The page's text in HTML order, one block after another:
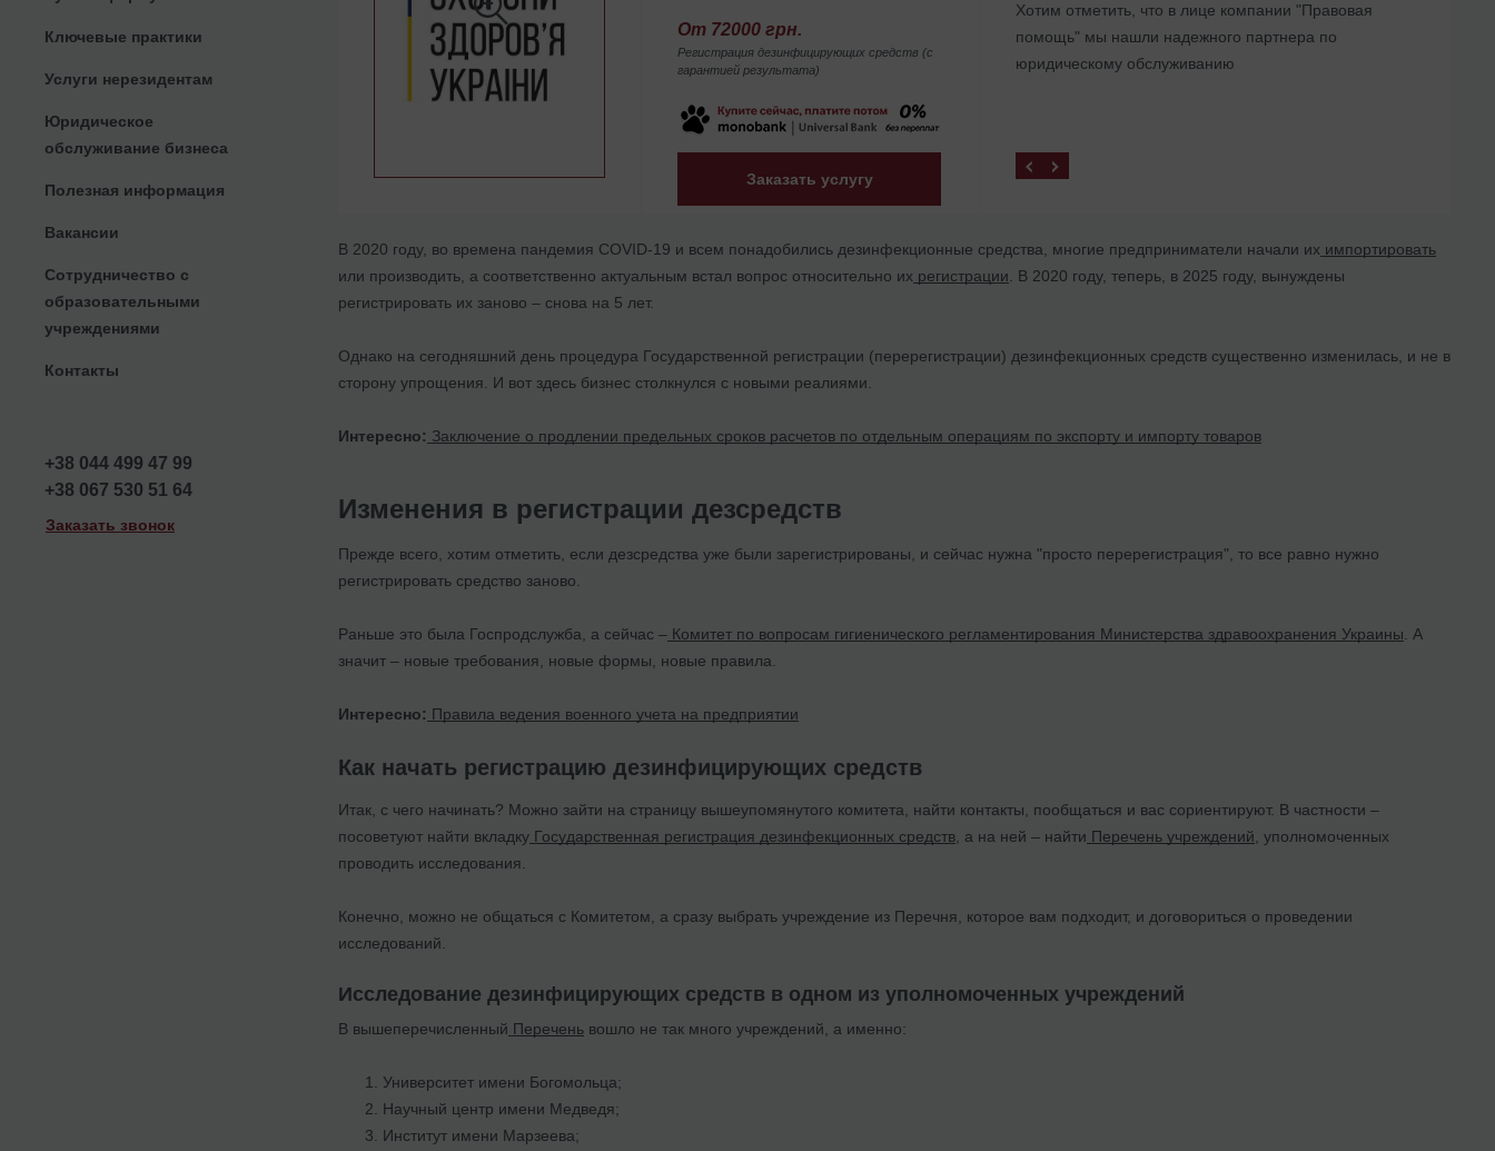
Ключевые практики
Услуги нерезидентам
Юридическое
обслуживание бизнеса
Полезная информация
Вакансии
Сотрудничество с
образовательными
учреждениями
Контакты
+38 044 499 47 99
+38 067 530 51 64
Заказать звонок
От 72000 грн.
Регистрация дезинфицирующих средств (с
гарантией результата)
Заказать услугу
Хотим отметить, что в лице компании "Правовая
помощь" мы нашли надежного партнера по
юридическому обслуживанию
представительства в Украине
В 2020 году, во времена пандемия COVID-19 и всем понадобились дезинфекционные средства, многие предприниматели начали их импортировать
или производить, а соответственно актуальным встал вопрос относительно их регистрации . В 2020 году, теперь, в 2025 году, вынуждены
регистрировать их заново – снова на 5 лет.
Однако на сегодняшний день процедура Государственной регистрации (перерегистрации) дезинфекционных средств существенно изменилась, и не в
сторону упрощения. И вот здесь бизнес столкнулся с новыми реалиями.
Интересно: Заключение о продлении предельных сроков расчетов по отдельным операциям по экспорту и импорту товаров
Изменения в регистрации дезсредств
Прежде всего, хотим отметить, если дезсредства уже были зарегистрированы, и сейчас нужна "просто перерегистрация", то все равно нужно
регистрировать средство заново.
Раньше это была Госпродслужба, а сейчас – Комитет по вопросам гигиенического регламентирования Министерства здравоохранения Украины . А
значит – новые требования, новые формы, новые правила.
Интересно: Правила ведения военного учета на предприятии
Как начать регистрацию дезинфицирующих средств
Итак, с чего начинать? Можно зайти на страницу вышеупомянутого комитета, найти контакты, пообщаться и вас сориентируют. В частности –
посоветуют найти вкладку Государственная регистрация дезинфекционных средств , а на ней – найти Перечень учреждений , уполномоченных
проводить исследования.
Конечно, можно не общаться с Комитетом, а сразу выбрать учреждение из Перечня, которое вам подходит, и договориться о проведении
исследований.
Исследование дезинфицирующих средств в одном из уполномоченных учреждений
В вышеперечисленный Перечень вошло не так много учреждений, а именно:
Университет имени Богомольца;
Научный центр имени Медведя;
Институт имени Марзеева;